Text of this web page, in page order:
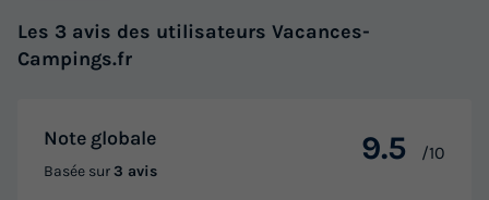
Les 3 avis des utilisateurs Vacances-
Campings.fr
Note globale
Basée sur3 avis
9.5 /10